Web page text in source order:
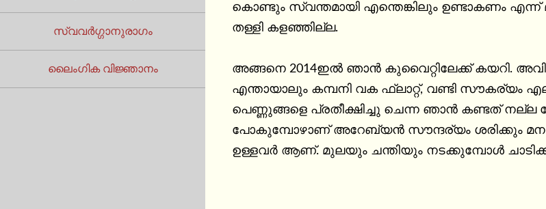
സ്വവർഗ്ഗാനുരാഗം
ലൈംഗിക വിജ്ഞാനം
കൊണ്ടും സ്വന്തമായി എന്തെങ്കിലും ഉണ്ടാകണം
തള്ളി കളഞ്ഞില്ല.
അങ്ങനെ 2014ഇൽ ഞാൻ കുവൈറ്റിലേക്ക് കയറി.
എന്തായാലും കമ്പനി വക ഫ്ലാറ്റ്, വണ്ടി സൗകര്യം
പെണ്ണുങ്ങളെ പ്രതീക്ഷിച്ചു ചെന്ന ഞാൻ കണ്ടത്
പോകുമ്പോഴാണ് അറേബ്യൻ സൗന്ദര്യം ശരിക്കും
ഉള്ളവർ ആണ്. മുലയും ചന്തിയും നടക്കുമ്പോൾ